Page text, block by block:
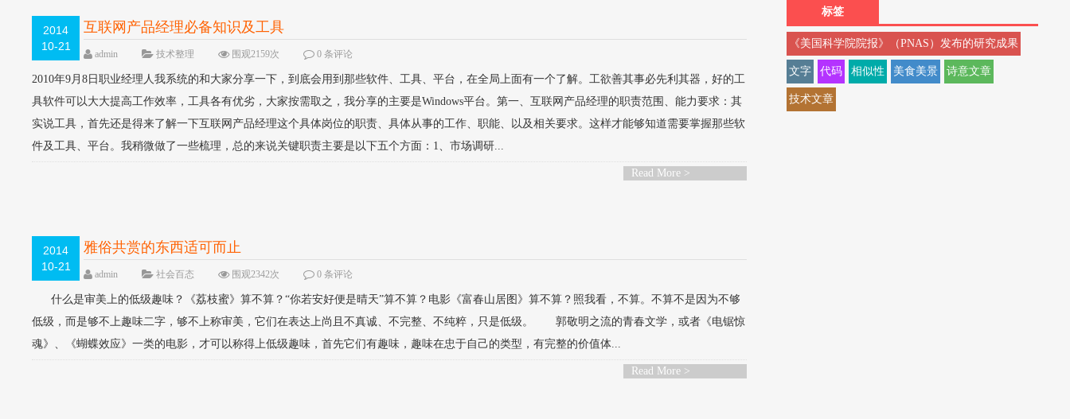
2014
10-21
互联网产品经理必备知识及工具
admin 技术整理 围观2159次 0 条评论
2010年9月8日职业经理人我系统的和大家分享一下，到底会用到那些软件、工具、平台，在全局上面有一个了解。工欲善其事必先利其器，好的工
具软件可以大大提高工作效率，工具各有优劣，大家按需取之，我分享的主要是Windows平台。第一、互联网产品经理的职责范围、能力要求：其
实说工具，首先还是得来了解一下互联网产品经理这个具体岗位的职责、具体从事的工作、职能、以及相关要求。这样才能够知道需要掌握那些软
件及工具、平台。我稍微做了一些梳理，总的来说关键职责主要是以下五个方面：1、市场调研...
Read More >
2014
10-21
雅俗共赏的东西适可而止
admin 社会百态 围观2342次 0 条评论
什么是审美上的低级趣味？《荔枝蜜》算不算？“你若安好便是晴天”算不算？电影《富春山居图》算不算？照我看，不算。不算不是因为不够
低级，而是够不上趣味二字，够不上称审美，它们在表达上尚且不真诚、不完整、不纯粹，只是低级。 郭敬明之流的青春文学，或者《电锯惊
魂》、《蝴蝶效应》一类的电影，才可以称得上低级趣味，首先它们有趣味，趣味在忠于自己的类型，有完整的价值体...
Read More >
标签
《美国科学院院报》（PNAS）发布的研究成果
文字 代码 相似性 美食美景 诗意文章
技术文章